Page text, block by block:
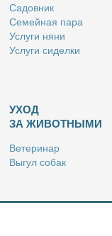
Са­дов­ник
Се­мей­ная па­ра
Услу­ги ня­ни
Услу­ги си­дел­ки
УХОД
ЗА ЖИВОТНЫМИ
Ве­те­ри­нар
Вы­гул со­бак
Стриж­ка жи­вот­ных